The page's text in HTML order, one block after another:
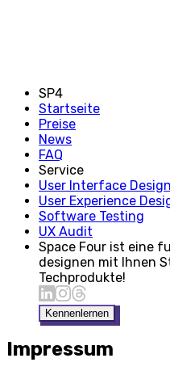
SP4
Startseite
Preise
News
FAQ
Service
User Interface Design
User Experience
Software Testing
UX Audit
Space Four ist eine
designen mit Ihnen
Techprodukte!
Kennenlernen
Impressum